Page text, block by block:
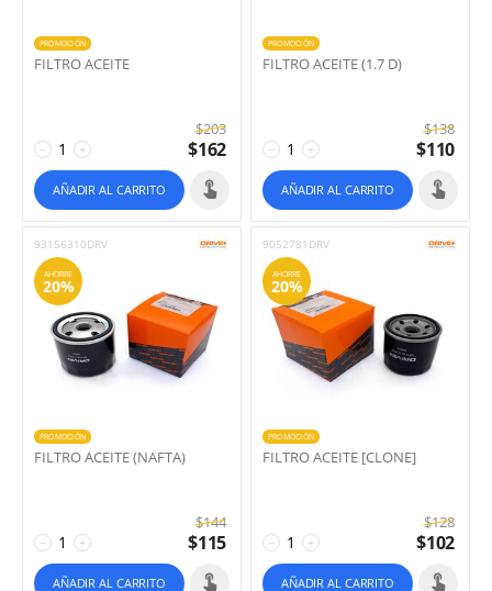
PROMOCIÓN
FILTRO ACEITE
+
−
$203
$162
AÑADIR AL CARRITO
PROMOCIÓN
FILTRO ACEITE (1.7 D)
+
−
$138
$110
AÑADIR AL CARRITO
93156310DRV
AHORRE
20%
PROMOCIÓN
FILTRO ACEITE (NAFTA)
+
−
$144
$115
AÑADIR AL CARRITO
9052781DRV
AHORRE
20%
PROMOCIÓN
FILTRO ACEITE [CLONE]
+
−
$128
$102
AÑADIR AL CARRITO